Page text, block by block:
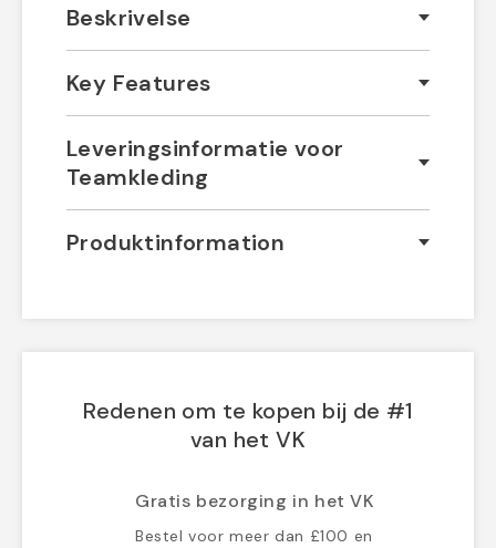
Beskrivelse
Key Features
Leveringsinformatie voor
Teamkleding
Produktinformation
Redenen om te kopen bij de #1
van het VK
Gratis bezorging in het VK
Bestel voor meer dan £100 en